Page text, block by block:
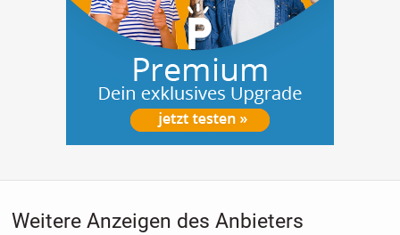
Weitere Anzeigen des Anbieters